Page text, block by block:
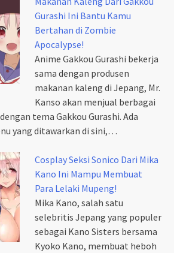
Gurashi Ini Bantu Kamu
Bertahan di Zombie
Apocalypse!
Anime Gakkou Gurashi bekerja
sama dengan produsen
makanan kaleng di Jepang, Mr.
Kanso akan menjual berbagai
tema Gakkou Gurashi. Ada
yang ditawarkan di sini,…
Cosplay Seksi Sonico Dari Mika
Kano Ini Mampu Membuat
Para Lelaki Mupeng!
Mika Kano, salah satu
selebritis Jepang yang populer
sebagai Kano Sisters bersama
Kyoko Kano, membuat heboh